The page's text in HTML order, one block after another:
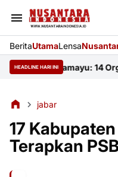
BeritaUtamaLensa
HEADLINE HARI INI
Indramayu: 14 Organisasi
jabar
17
Terapkan